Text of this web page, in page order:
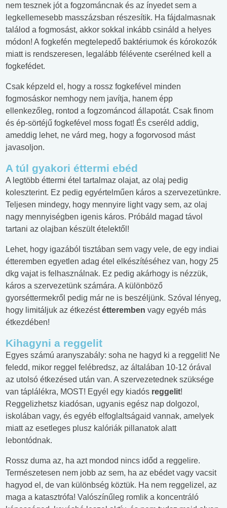
nem tesznek jót a fogzománcnak és az ínyedet sem a
legkellemesebb masszázsban részesítik. Ha fájdalmasnak
találod a fogmosást, akkor sokkal inkább csináld a helyes
módon! A fogkefén megtelepedő baktériumok és kórokozók
miatt is rendszeresen, legalább félévente cserélned kell a
fogkefédet.
Csak képzeld el, hogy a rossz fogkefével minden
fogmosáskor nemhogy nem javítja, hanem épp
ellenkezőleg, rontod a fogzománcod állapotát. Csak finom
és ép-sörtéjű fogkefével moss fogat! És cseréld addig,
ameddig lehet, ne várd meg, hogy a fogorvosod mást
javasoljon.
A túl gyakori éttermi ebéd
A legtöbb éttermi étel tartalmaz olajat, az olaj pedig
koleszterint. Ez pedig egyértelműen káros a szervezetünkre.
Teljesen mindegy, hogy mennyire light vagy sem, az olaj
nagy mennyiségben igenis káros. Próbáld magad távol
tartani az olajban készült ételektől!
Lehet, hogy igazából tisztában sem vagy vele, de egy indiai
étteremben egyetlen adag étel elkészítéséhez van, hogy 25
dkg vajat is felhasználnak. Ez pedig akárhogy is nézzük,
káros a szervezetünk számára. A különböző
gyorséttermekről pedig már ne is beszéljünk. Szóval lényeg,
hogy limitáljuk az étkezéstétteremben vagy egyéb más
étkezdében!
Kihagyni a reggelit
Egyes számú aranyszabály: soha ne hagyd ki a reggelit! Ne
feledd, mikor reggel felébredsz, az általában 10-12 órával
az utolsó étkezésed után van. A szervezetednek szüksége
van táplálékra, MOST! Egyél egy kiadós reggelit!
Reggelizhetsz kiadósan, ugyanis egész nap dolgozol,
iskolában vagy, és egyéb elfoglaltságaid vannak, amelyek
miatt az esetleges plusz kalóriák pillanatok alatt
lebontódnak.
Rossz duma az, ha azt mondod nincs időd a reggelire.
Természetesen nem jobb az sem, ha az ebédet vagy vacsit
hagyod el, de van különbség köztük. Ha nem reggelizel, az
maga a katasztrófa! Valószínűleg romlik a koncentráló